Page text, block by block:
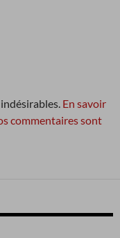
En savoir
commentaires sont